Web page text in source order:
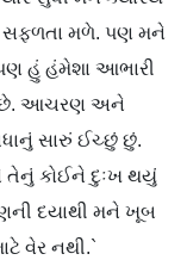
સફળતા મળે. પણ મને
હું હંમેશા આભારી
છે. આચરણ અને
સારું ઈચ્છું છું.
તેનું કોઈને દુઃખ થયું
દયાથી મને ખૂબ
વેર નથી.`